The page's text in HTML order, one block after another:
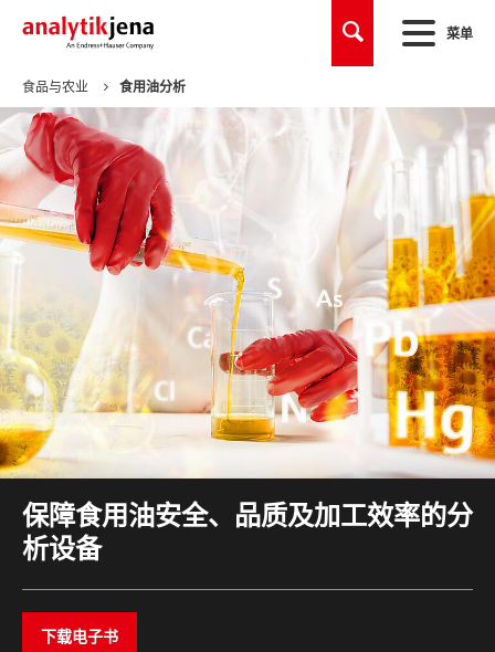
菜单
食品与农业 食用油分析
保障食用油安全、品质及加工效率的分
析设备
下载电子书